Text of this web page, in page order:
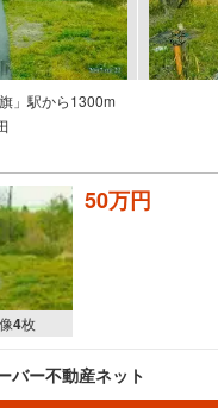
」駅から1300m
4枚
50万円
バー不動産ネット